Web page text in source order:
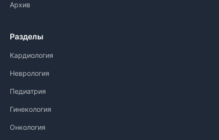
Архив
Разделы
Кардиология
Неврология
Педиатрия
Гинекология
Онкология